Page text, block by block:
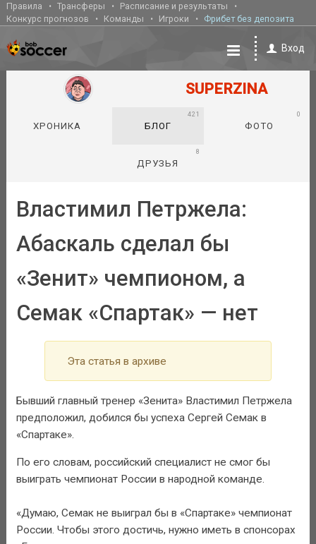
Правила Трансферы
Расписание и результаты
Конкурс прогнозов
Команды Игроки Фрибет без депозита
Вход
SUPERZINA
ХРОНИКА БЛОГ
421
ФОТО
0
ДРУЗЬЯ
8
Властимил Петржела:
Абаскаль сделал бы
«Зенит» чемпионом, а
Семак «Спартак» — нет
Эта статья в архиве
Бывший главный тренер «Зенита» Властимил Петржела
предположил, добился бы успеха Сергей Семак в
«Спартаке».
По его словам, российский специалист не смог бы
выиграть чемпионат России в народной команде.
«Думаю, Семак не выиграл бы в «Спартаке» чемпионат
России. Чтобы этого достичь, нужно иметь в спонсорах